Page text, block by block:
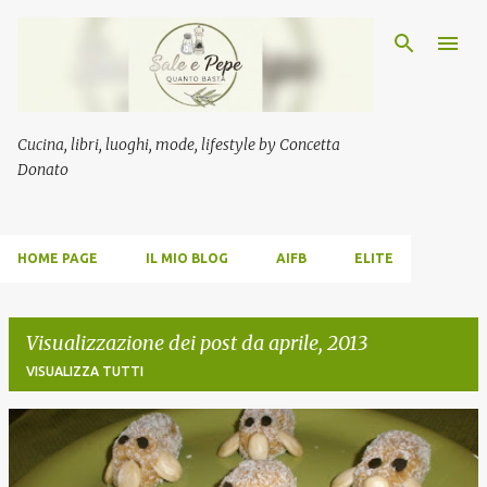
Passa ai contenuti principali
Cucina, libri, luoghi, mode, lifestyle by Concetta
Donato
HOME PAGE IL MIO BLOG AIFB ELITE
Visualizzazione dei post da aprile, 2013
VISUALIZZA TUTTI